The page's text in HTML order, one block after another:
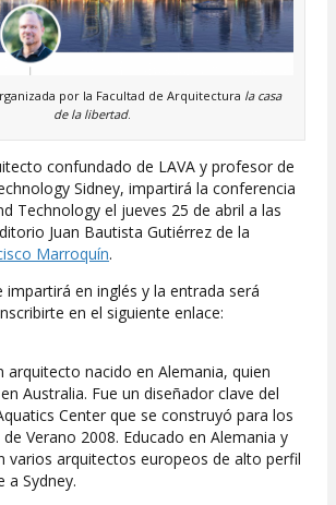
por la Facultad de Arquitectura la casa
de la libertad.
confundado de LAVA y profesor de
Sidney, impartirá la conferencia
Technology el jueves 25 de abril a las
Juan Bautista Gutiérrez de la
Marroquín.
impartirá en inglés y la entrada será
en el siguiente enlace:
arquitecto nacido en Alemania, quien
Australia. Fue un diseñador clave del
Center que se construyó para los
Verano 2008. Educado en Alemania y
varios arquitectos europeos de alto perfil
a Sydney.